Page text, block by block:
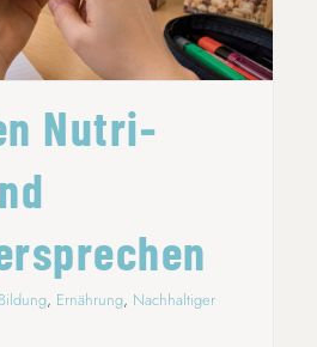
Nutri-
Bildung, Ernährung, Nachhaltiger